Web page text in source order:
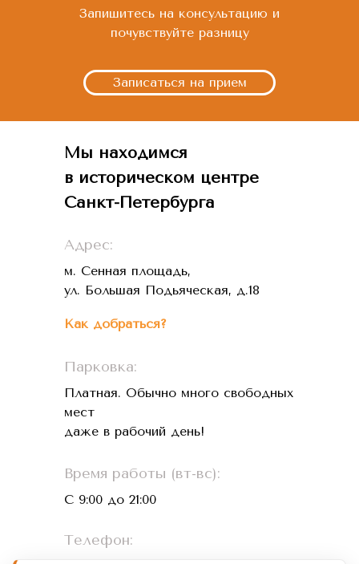
Запишитесь на консультацию и
почувствуйте разницу
Записаться на прием
Телефон:
Время работы (вт-вс):
Адрес:
Парковка:
С 9:00 до 21:00
м. Сенная площадь,
ул. Большая Подьяческая, д.18
Платная. Обычно много свободных
мест
даже в рабочий день!
Мы находимся
в историческом центре
Санкт-Петербурга
Как добраться?